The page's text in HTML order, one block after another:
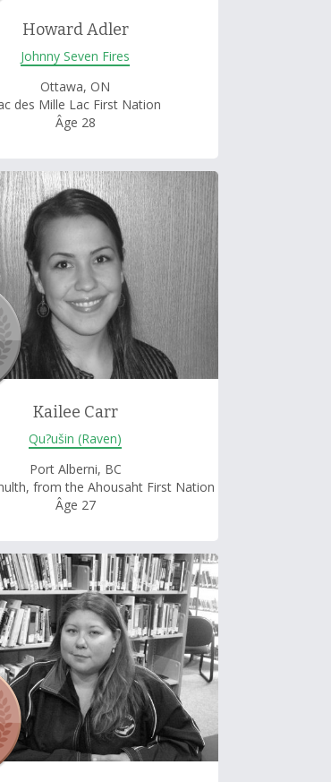
Howard Adler
Johnny Seven Fires
Ottawa, ON
des Mille Lac First Nation
Âge 28
Kailee Carr
Qu?ušin (Raven)
Port Alberni, BC
from the Ahousaht First Nation
Âge 27